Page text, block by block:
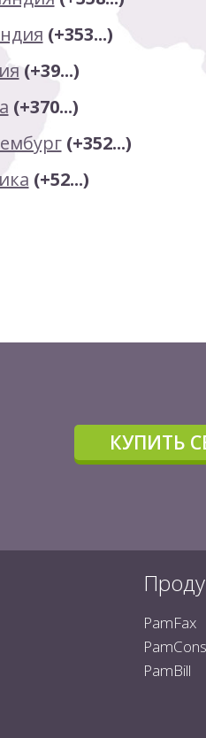
(+353...)
(+39...)
(+370...)
(+352...)
(+52...)
КУПИТЬ
PamFax
PamBill